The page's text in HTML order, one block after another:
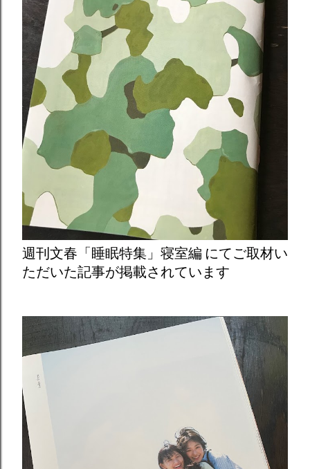
週刊文春「睡眠特集」寝室編 にてご取材い
ただいた記事が掲載されています